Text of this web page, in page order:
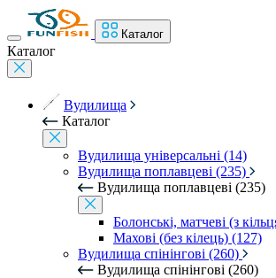
Каталог
Каталог
Вудилища
Каталог
Вудилища універсальні (14)
Вудилища поплавцеві (235)
Вудилища поплавцеві (235)
Болонські, матчеві (з
Махові (без кілець) (127)
Вудилища спінінгові (260)
Вудилища спінінгові (260)